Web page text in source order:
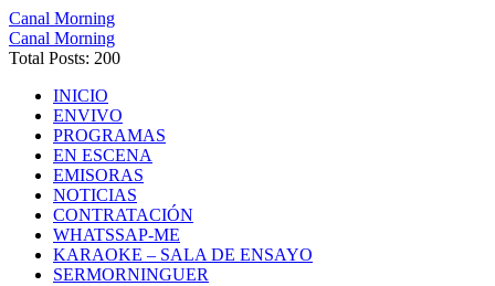
Canal Morning
Canal Morning
Total Posts: 200
INICIO
ENVIVO
PROGRAMAS
EN ESCENA
EMISORAS
NOTICIAS
CONTRATACIÓN
WHATSSAP-ME
KARAOKE – SALA DE ENSAYO
SERMORNINGUER